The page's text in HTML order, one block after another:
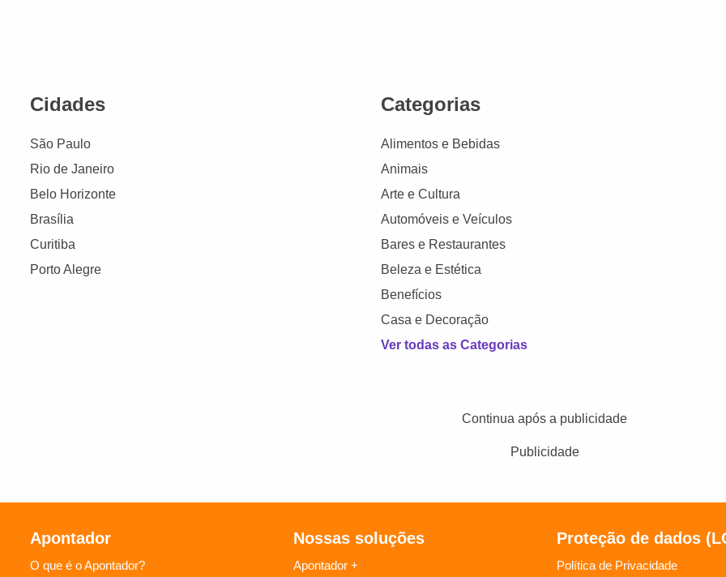
Cidades
São Paulo
Rio de Janeiro
Belo Horizonte
Brasília
Curitiba
Porto Alegre
Categorias
Alimentos e Bebidas
Animais
Arte e Cultura
Automóveis e Veículos
Bares e Restaurantes
Beleza e Estética
Benefícios
Casa e Decoração
Ver todas as Categorias
Continua após a publicidade
Publicidade
Apontador
O que é o Apontador?
Nossas soluções
Apontador +
Proteção de dados
Política de Privacidade